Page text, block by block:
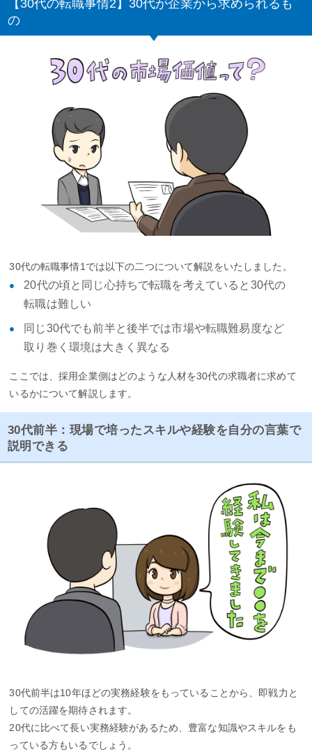
【30代の転職事情2】30代が企業から求められるも
の
30代の転職事情1では以下の二つについて解説をいたしました。
20代の頃と同じ心持ちで転職を考えていると30代の
転職は難しい
同じ30代でも前半と後半では市場や転職難易度など
取り巻く環境は大きく異なる
ここでは、採用企業側はどのような人材を30代の求職者に求めて
いるかについて解説します。
30代前半：現場で培ったスキルや経験を自分の言葉で
説明できる
30代前半は10年ほどの実務経験をもっていることから、即戦力と
しての活躍を期待されます。
20代に比べて長い実務経験があるため、豊富な知識やスキルをも
っている方もいるでしょう。